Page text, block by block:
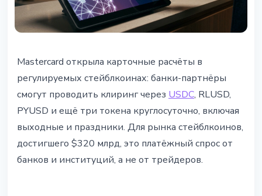
Mastercard подключила USDC и
RLUSD к карточным расчётам:
что изменилось для рынка
3 июня 2026 г.4 мин чтения
Наталия Дорофеева
Mastercard открыла карточные расчёты в
регулируемых стейблкоинах: банки-партнёры
смогут проводить клиринг через USDC, RLUSD,
PYUSD и ещё три токена круглосуточно, включая
выходные и праздники. Для рынка стейблкоинов,
достигшего $320 млрд, это платёжный спрос от
банков и институций, а не от трейдеров.